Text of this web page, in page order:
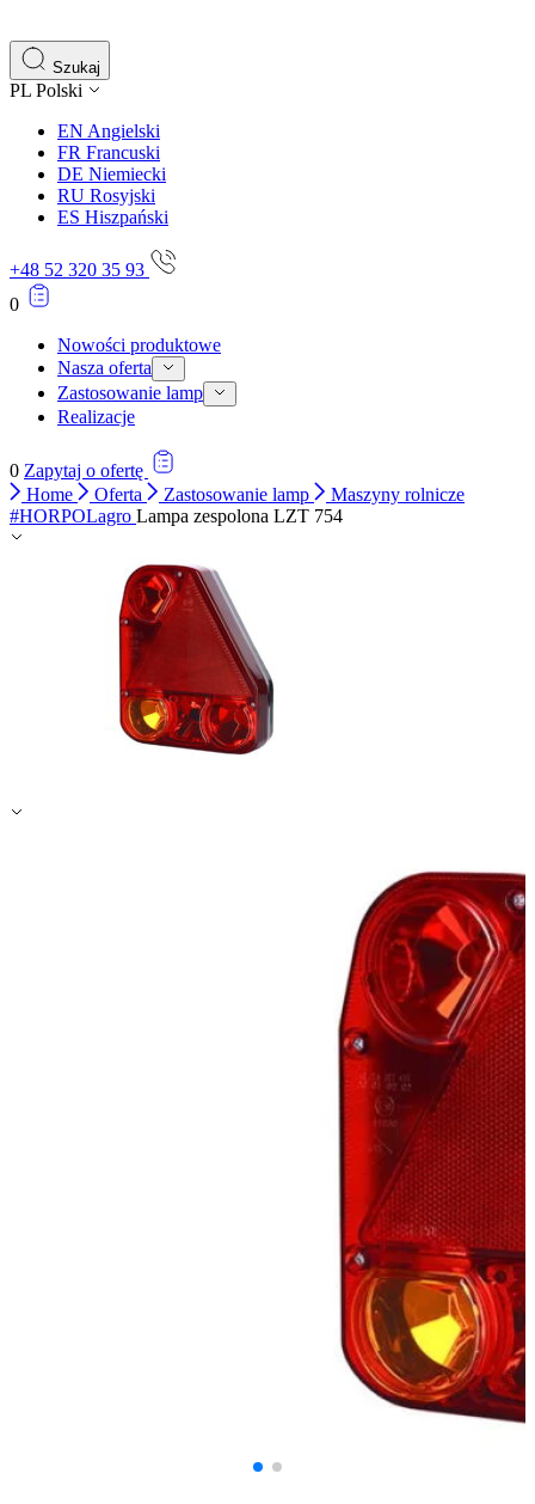
Szukaj
PL Polski
EN Angielski
FR Francuski
DE Niemiecki
RU Rosyjski
ES Hiszpański
+48 52 320 35 93
0
Nowości produktowe
Nasza oferta
Zastosowanie lamp
Realizacje
0 Zapytaj o ofertę
Home
Oferta Zastosowanie lamp
Maszyny rolnicze
#HORPOLagro Lampa zespolona LZT 754
istotne i interesujące dla poszczególnych użytkowników
Nieklasyfikowane
Nieklasyfikowane pliki cookie, to pliki, które są w